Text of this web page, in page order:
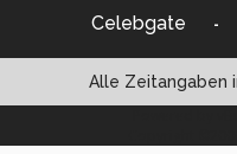
Celebgate -
Alle Zeitangaben